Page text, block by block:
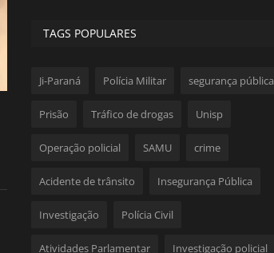
TAGS POPULARES
Ji-Paraná Polícia Militar segurança pública
Prisão Tráfico de drogas Unisp
Operação policial SAMU crime
Acidente de trânsito Insegurança Pública
Investigação Polícia Civil
Atividades Parlamentar Investigação policial